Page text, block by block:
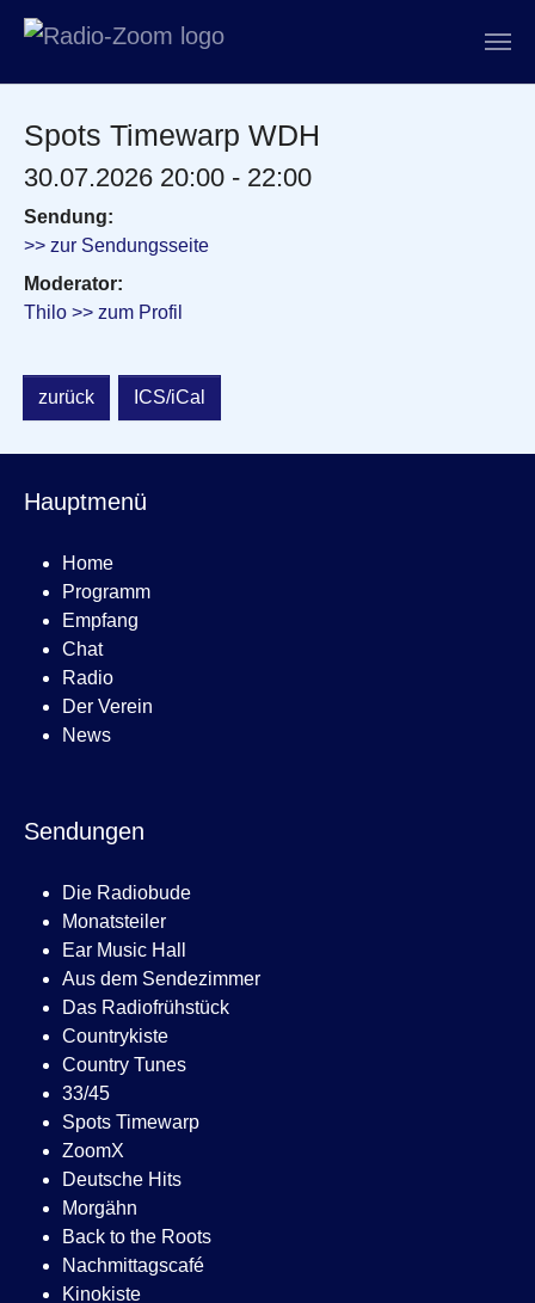
Spots Timewarp WDH
30.07.2026 20:00 - 22:00
Sendung:
>> zur Sendungsseite
Moderator:
Thilo >> zum Profil
zurück ICS/iCal
Hauptmenü
Home
Programm
Empfang
Chat
Radio
Der Verein
News
Sendungen
Die Radiobude
Monatsteiler
Ear Music Hall
Aus dem Sendezimmer
Das Radiofrühstück
Countrykiste
Country Tunes
33/45
Spots Timewarp
ZoomX
Deutsche Hits
Morgähn
Back to the Roots
Nachmittagscafé
Kinokiste